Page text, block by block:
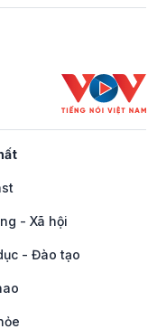
- Xã hội
- Đào tạo